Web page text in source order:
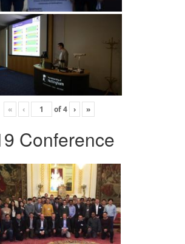
« ‹ of4 › »
Conference